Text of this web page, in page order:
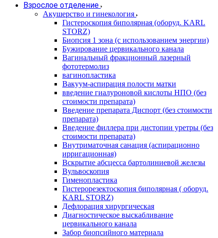
Взрослое отделение
Акушерство и гинекология
Гистероскопия биполярная (оборуд. KARL
STORZ)
Биопсия 1 зона (с использованием энергии)
Бужирование цервикального канала
Вагинальный фракционный лазерный
фототермолиз
вагинопластика
Вакуум-аспирация полости матки
введение гиалуроновой кислоты НПО (без
стоимости препарата)
Введение препарата Диспорт (без стоимости
препарата)
Введение филлера при дистопии уретры (без
стоимости препарата)
Внутриматочная санация (аспирационно
ирригационная)
Вскрытие абсцесса бартолиниевой железы
Вульвоскопия
Гименопластика
Гистерорезектоскопия биполярная ( оборуд.
KARL STORZ)
Дефлорация хирургическая
Диагностическое выскабливание
цервикального канала
Забор биопсийного материала